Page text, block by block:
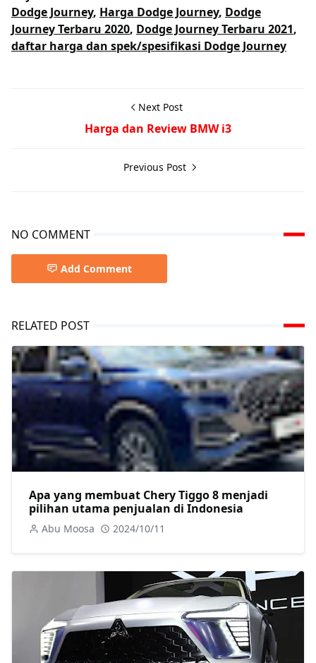
Dodge Journey, Harga Dodge Journey, Dodge
Journey Terbaru 2020, Dodge Journey Terbaru 2021,
daftar harga dan spek/spesifikasi Dodge Journey
Next Post
Harga dan Review BMW i3
Previous Post
NO COMMENT
Add Comment
RELATED POST
Apa yang membuat Chery Tiggo 8 menjadi
pilihan utama penjualan di Indonesia
Abu Moosa 2024/10/11